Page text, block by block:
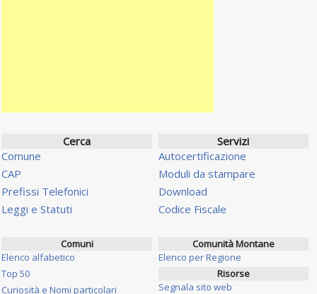
Cerca
Comune
CAP
Prefissi Telefonici
Leggi e Statuti
Servizi
Autocertificazione
Moduli da stampare
Download
Codice Fiscale
Comuni
Elenco alfabetico
Top 50
Curiosità e Nomi particolari
Comunità Montane
Elenco per Regione
Risorse
Segnala sito web